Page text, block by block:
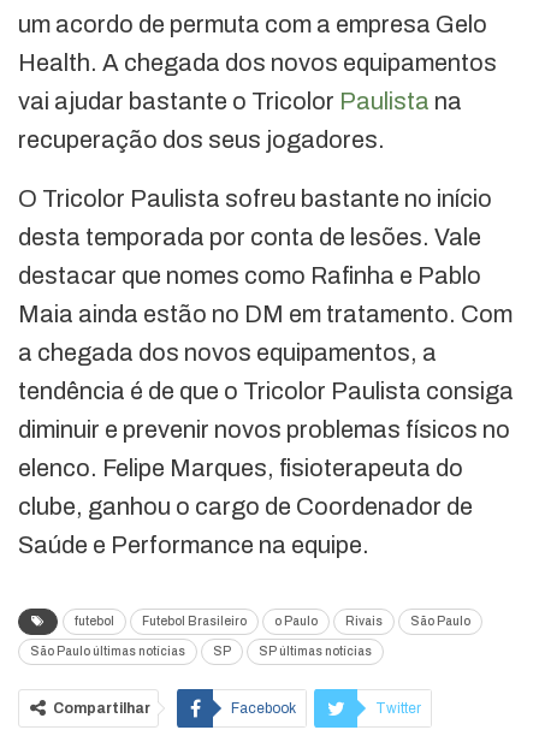
um acordo de permuta com a empresa Gelo
Health. A chegada dos novos equipamentos
vai ajudar bastante o Tricolor Paulista na
recuperação dos seus jogadores.
O Tricolor Paulista sofreu bastante no início
desta temporada por conta de lesões. Vale
destacar que nomes como Rafinha e Pablo
Maia ainda estão no DM em tratamento. Com
a chegada dos novos equipamentos, a
tendência é de que o Tricolor Paulista consiga
diminuir e prevenir novos problemas físicos no
elenco. Felipe Marques, fisioterapeuta do
clube, ganhou o cargo de Coordenador de
Saúde e Performance na equipe.
futebol Futebol Brasileiro o Paulo Rivais São Paulo
São Paulo últimas notícias SP SP últimas notícias
Compartilhar Facebook Twitter